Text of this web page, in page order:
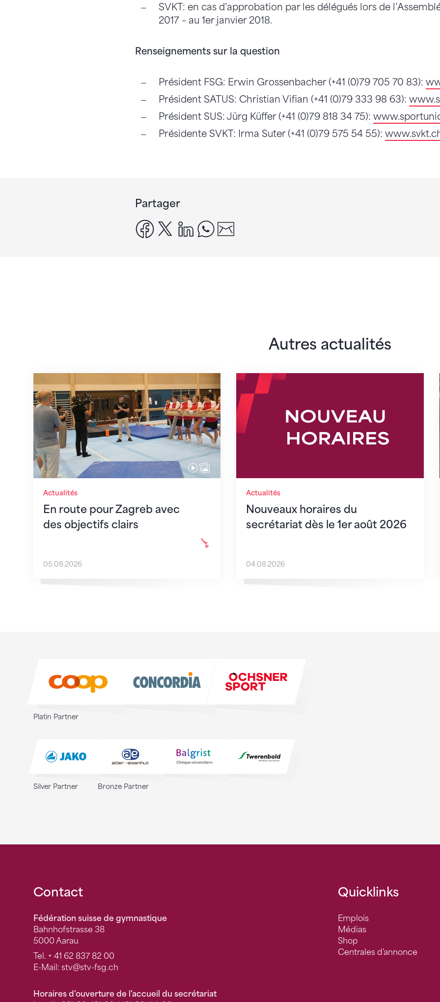
SVKT: en cas d’approbation par les délégués lors de
2017 – au 1er janvier 2018.
Renseignements sur la question
Président FSG: Erwin Grossenbacher (+41 (0)79 705 70 83):
Président SATUS: Christian Vifian (+41 (0)79 333 98 63):
Président SUS: Jürg Küffer (+41 (0)79 818 34 75):
Présidente SVKT: Irma Suter (+41 (0)79 575 54 55):
Partager
facebook
x linkedinwhatsapp
Autres actualités
Actualités
En route pour Zagreb avec
des objectifs clairs
En route pour Zagreb avec des objectifs clairs
05.08.2026
Actualités
Nouveaux horaires du
secrétariat dès le 1er août 2026
Nouveaux horaires du secrétariat dès le 1er
04.08.2026
Platin Partner
Silver Partner Bronze Partner
Fusszeile
Contact
Fédération suisse de gymnastique
Bahnhofstrasse 38
5000 Aarau
Tel. + 41 62 837 82 00
E-Mail: stv@stv-fsg.ch
Horaires d'ouverture de l'accueil du secrétariat
Quicklinks
Emplois
Médias
Shop
Centrales d'annonce